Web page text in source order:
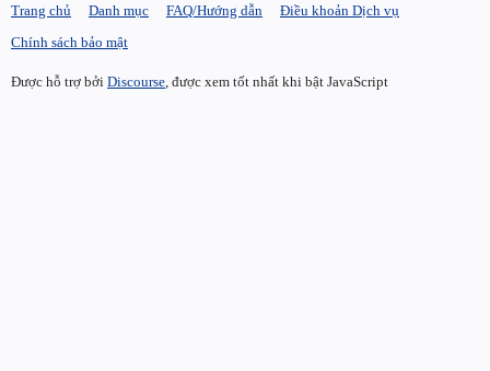
Trang chủ Danh mục FAQ/Hướng dẫn
Điều khoản Dịch vụ
Chính sách bảo mật
Được hỗ trợ bởi Discourse , được xem tốt nhất khi bật JavaScript